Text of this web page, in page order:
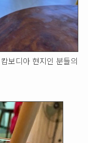
보디아 현지인 분들의